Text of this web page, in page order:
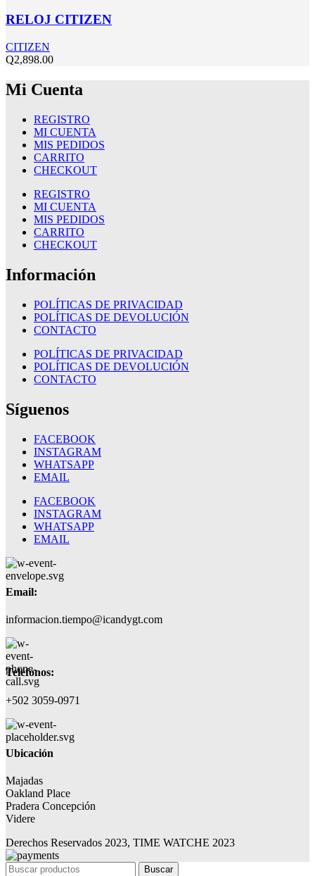
RELOJ CITIZEN
CITIZEN
Q2,898.00
Mi Cuenta
REGISTRO
MI CUENTA
MIS PEDIDOS
CARRITO
CHECKOUT
REGISTRO
MI CUENTA
MIS PEDIDOS
CARRITO
CHECKOUT
Información
POLÍTICAS DE PRIVACIDAD
POLÍTICAS DE DEVOLUCIÓN
CONTACTO
POLÍTICAS DE PRIVACIDAD
POLÍTICAS DE DEVOLUCIÓN
CONTACTO
Síguenos
FACEBOOK
INSTAGRAM
WHATSAPP
EMAIL
FACEBOOK
INSTAGRAM
WHATSAPP
EMAIL
Email:
informacion.tiempo@icandygt.com
Teléfonos:
+502 3059-0971
Ubicación
Majadas
Oakland Place
Pradera Concepción
Videre
Derechos Reservados 2023, TIME WATCHE 2023
Buscar